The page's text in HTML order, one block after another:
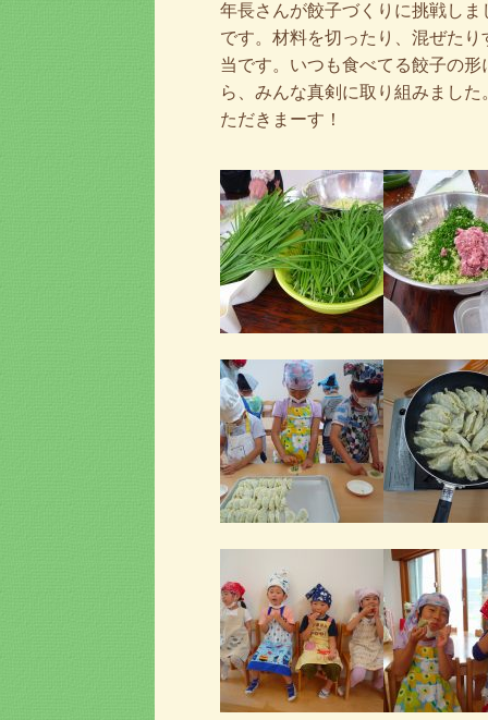
年長さんが餃子づくりに挑戦し
です。材料を切ったり、混ぜた
当です。いつも食べてる餃子の
ら、みんな真剣に取り組みまし
ただきまーす！